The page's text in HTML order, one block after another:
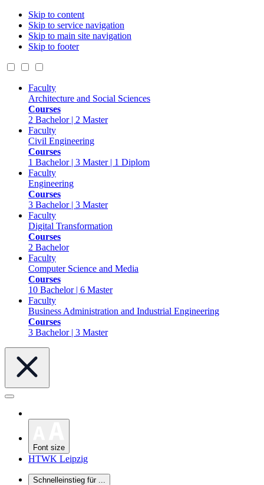
Skip to content
Skip to service navigation
Skip to main site navigation
Skip to footer
Faculty
Architecture and Social Sciences
Courses
2 Bachelor | 2 Master
Faculty
Civil Engineering
Courses
1 Bachelor | 3 Master | 1 Diplom
Faculty
Engineering
Courses
3 Bachelor | 3 Master
Faculty
Digital Transformation
Courses
2 Bachelor
Faculty
Computer Science and Media
Courses
10 Bachelor | 6 Master
Faculty
Business Administration and Industrial Engineering
Courses
3 Bachelor | 3 Master
Font size
HTWK Leipzig
Schnelleinstieg für ...